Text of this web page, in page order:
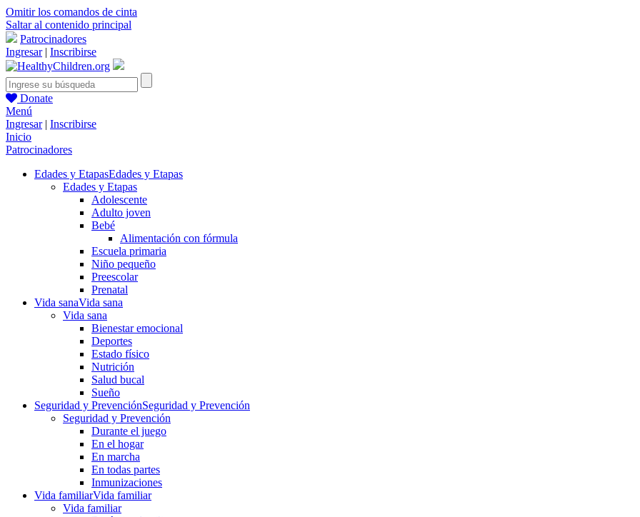
Omitir los comandos de cinta
Saltar al contenido principal
Patrocinadores
Ingresar| Inscribirse
Donate
Menú
Ingresar| Inscribirse
Inicio
Patrocinadores
Edades y EtapasEdades y Etapas
Edades y Etapas
Adolescente
Adulto joven
Bebé
Alimentación con fórmula
Escuela primaria
Niño pequeño
Preescolar
Prenatal
Vida sanaVida sana
Vida sana
Bienestar emocional
Deportes
Estado físico
Nutrición
Salud bucal
Sueño
Seguridad y PrevenciónSeguridad y Prevención
Seguridad y Prevención
Durante el juego
En el hogar
En marcha
En todas partes
Inmunizaciones
Vida familiarVida familiar
Vida familiar